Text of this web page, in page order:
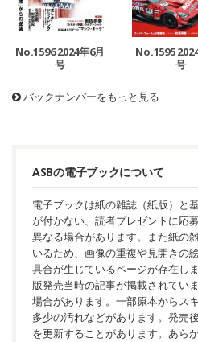
No.1596 2024年6月
号
No.1595
号
バックナンバーをもっと見る
ASBの電子ブックについて
電子ブックは紙の雑誌（紙版）と
が付かない、読者プレゼントに応
異なる場合があります。また紙の
いるため、画像の重複や見開きの
具合が生じているページが存在し
版発売当時の記事が掲載されてい
場合があります。一部原本からス
多少の汚れなどがあります。発売
を更新することがあります。あら